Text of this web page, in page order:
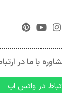
با ما در
در واتس اپ